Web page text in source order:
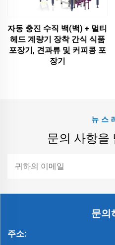
자동 충진 수직 백(백) + 멀티
헤드 계량기 장착 간식 식품
포장기, 견과류 및 커피콩 포
장기
뉴스
문의 사항을
문의
주소: